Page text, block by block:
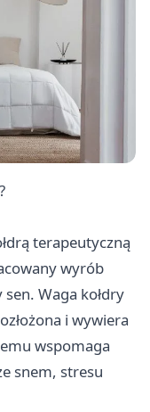
terapeutyczną
wyrób
Waga kołdry
i wywiera
wspomaga
snem, stresu